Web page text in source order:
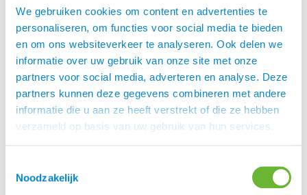
We gebruiken cookies om content en advertenties te
personaliseren, om functies voor social media te bieden
en om ons websiteverkeer te analyseren. Ook delen we
informatie over uw gebruik van onze site met onze
partners voor social media, adverteren en analyse. Deze
partners kunnen deze gegevens combineren met andere
informatie die u aan ze heeft verstrekt of die ze hebben
verzameld op basis van uw gebruik van hun services.
Noodzakelijk
Er zijn nog geen beoordelingen.
Enkel ingelogde klanten die dit product gekocht
hebben, kunnen een beoordeling schrijven.
Heb je een vraag aan de Atorka Klantenservice? Op
veelgestelde vragen